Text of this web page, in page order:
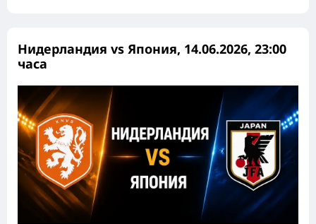
Нидерландия vs Япония, 14.06.2026, 23:00
часа